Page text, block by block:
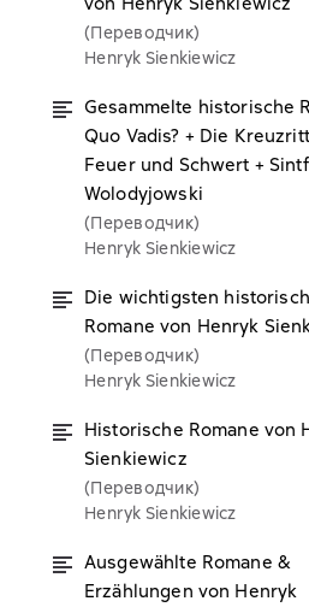
(Переводчик)
Henryk Sienkiewicz
Gesammelte historische
Quo Vadis? + Die
Feuer und Schwert +
Wolodyjowski
(Переводчик)
Henryk Sienkiewicz
Die wichtigsten
Romane von Henryk
(Переводчик)
Henryk Sienkiewicz
Historische Romane von
Sienkiewicz
(Переводчик)
Henryk Sienkiewicz
Ausgewählte Romane &
Erzählungen von Henryk